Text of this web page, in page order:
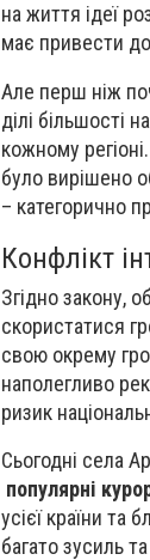
на життя ідеї
має привести
Але перш ніж
ділі більшості
кожному
було вирішено
– категорично
Конфлікт
Згідно закону,
скористатися
свою окрему
наполегливо
ризик
Сьогодні села
популярні
усієї країни та
багато зусиль